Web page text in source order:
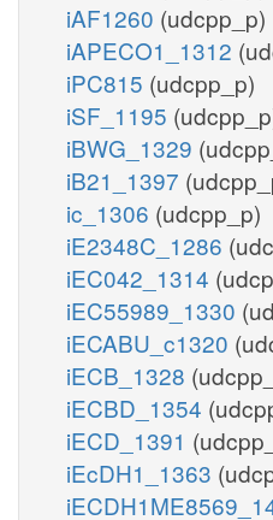
iAF1260 (udcpp_p)
iAPECO1_1312
iPC815 (udcpp_p)
iSF_1195
iBWG_1329
iB21_1397
ic_1306 (udcpp_p)
iE2348C_1286
iEC042_1314
iEC55989_1330
iECABU_c1320
iECB_1328
iECBD_1354
iECD_1391
iEcDH1_1363